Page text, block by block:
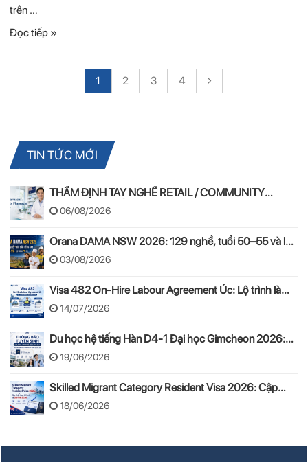
trên …
Đọc tiếp »
1 2 3 4
TIN TỨC MỚI
THẨM ĐỊNH TAY NGHỀ RETAIL / COMMUNITY
PHARMACIST ÚC 2026 – APC & OPRA
06/08/2026
Orana DAMA NSW 2026: 129 nghề, tuổi 50–55 và lộ
trình PR
03/08/2026
Visa 482 On-Hire Labour Agreement Úc: Lộ trình làm
việc hợp pháp theo mô hình On-Hire
14/07/2026
Du học hệ tiếng Hàn D4-1 Đại học Gimcheon 2026:
Tuyển sinh, chi phí, hồ sơ
19/06/2026
Skilled Migrant Category Resident Visa 2026: Cập
nhật thay đổi mới từ 24/08/2026
18/06/2026